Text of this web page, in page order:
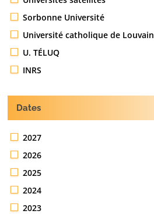
Sorbonne Université
Université catholique de Louvain
U. TÉLUQ
INRS
Dates
2027
2026
2025
2024
2023